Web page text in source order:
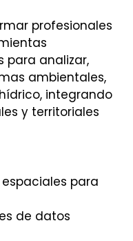
profesionales
para analizar,
ambientales,
integrando
y territoriales
para
de datos